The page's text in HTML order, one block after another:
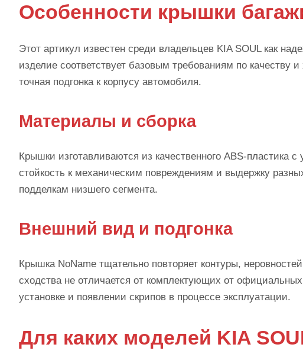
Особенности крышки
Этот артикул известен среди владельцев KIA SOUL как
изделие соответствует базовым требованиям по качеству
точная подгонка к корпусу автомобиля.
Материалы и сборка
Крышки изготавливаются из качественного ABS-пластика
стойкость к механическим повреждениям и выдержку
подделкам низшего сегмента.
Внешний вид и подгонка
Крышка NoName тщательно повторяет контуры,
сходства не отличается от комплектующих от
установке и появлении скрипов в процессе эксплуатации.
Для каких моделей KIA